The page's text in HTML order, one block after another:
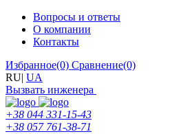
Вопросы и ответы
О компании
Контакты
Избранное(0) Сравнение(0)
RU| UA
Вызвать инженера
+38 044 331-15-43
+38 057 761-38-71